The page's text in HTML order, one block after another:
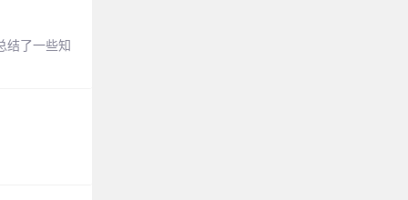
结了一些知